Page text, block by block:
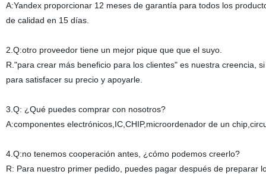
A:Yandex proporcionar 12 meses de garantía para todos los
de calidad en 15 días.
2.Q:otro proveedor tiene un mejor pique que que el suyo.
R."para crear más beneficio para los clientes" es nuestra creencia,
para satisfacer su precio y apoyarle.
3.Q: ¿Qué puedes comprar con nosotros?
A:componentes electrónicos,IC,CHIP,microordenador de un
4.Q:no tenemos cooperación antes, ¿cómo podemos creerlo?
R: Para nuestro primer pedido, puedes pagar después de preparar